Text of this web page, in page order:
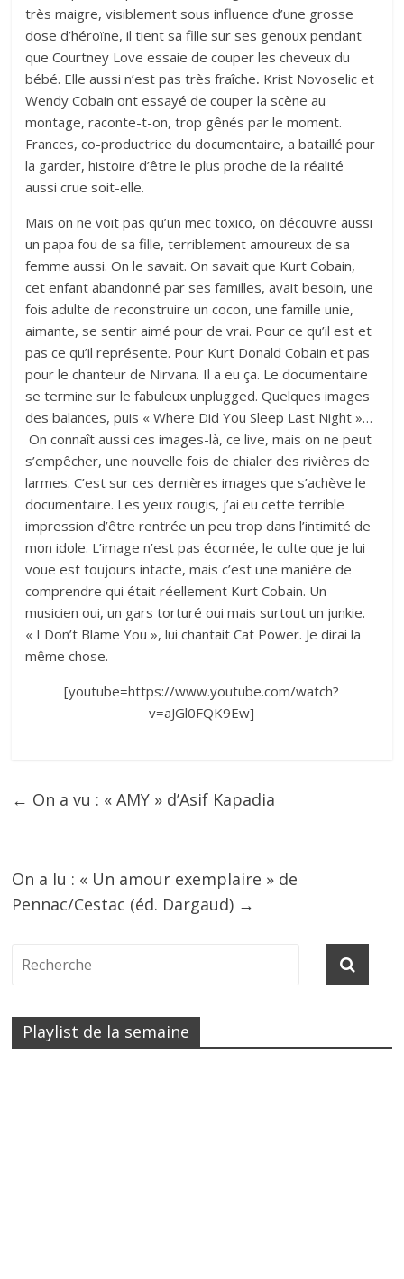
très maigre, visiblement sous influence d’une grosse
dose d’héroïne, il tient sa fille sur ses genoux pendant
que Courtney Love essaie de couper les cheveux du
bébé. Elle aussi n’est pas très fraîche. Krist Novoselic et
Wendy Cobain ont essayé de couper la scène au
montage, raconte-t-on, trop gênés par le moment.
Frances, co-productrice du documentaire, a bataillé pour
la garder, histoire d’être le plus proche de la réalité
aussi crue soit-elle.
Mais on ne voit pas qu’un mec toxico, on découvre aussi
un papa fou de sa fille, terriblement amoureux de sa
femme aussi. On le savait. On savait que Kurt Cobain,
cet enfant abandonné par ses familles, avait besoin, une
fois adulte de reconstruire un cocon, une famille unie,
aimante, se sentir aimé pour de vrai. Pour ce qu’il est et
pas ce qu’il représente. Pour Kurt Donald Cobain et pas
pour le chanteur de Nirvana. Il a eu ça. Le documentaire
se termine sur le fabuleux unplugged. Quelques images
des balances, puis « Where Did You Sleep Last Night »…
On connaît aussi ces images-là, ce live, mais on ne peut
s’empêcher, une nouvelle fois de chialer des rivières de
larmes. C’est sur ces dernières images que s’achève le
documentaire. Les yeux rougis, j’ai eu cette terrible
impression d’être rentrée un peu trop dans l’intimité de
mon idole. L’image n’est pas écornée, le culte que je lui
voue est toujours intacte, mais c’est une manière de
comprendre qui était réellement Kurt Cobain. Un
musicien oui, un gars torturé oui mais surtout un junkie.
« I Don’t Blame You », lui chantait Cat Power. Je dirai la
même chose.
[youtube=https://www.youtube.com/watch?
v=aJGl0FQK9Ew]
← On a vu : « AMY » d’Asif Kapadia
On a lu : « Un amour exemplaire » de
Pennac/Cestac (éd. Dargaud) →
Playlist de la semaine